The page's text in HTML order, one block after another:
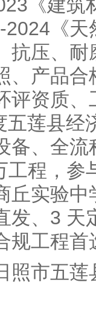
《建筑
《
抗压、
、产品
评资质
莲县经
备、全
工程，参
丘实验
发、3 天
规工程首
市五莲